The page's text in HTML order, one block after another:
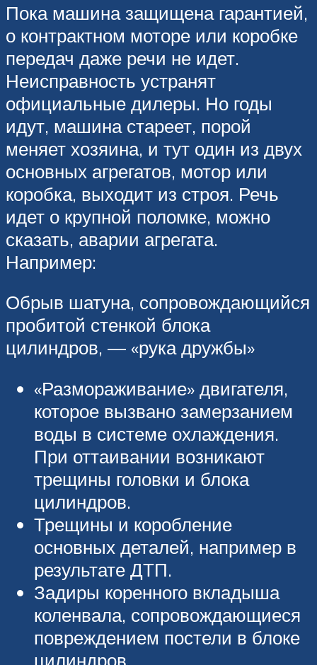
Пока машина защищена гарантией,
о контрактном моторе или коробке
передач даже речи не идет.
Неисправность устранят
официальные дилеры. Но годы
идут, машина стареет, порой
меняет хозяина, и тут один из двух
основных агрегатов, мотор или
коробка, выходит из строя. Речь
идет о крупной поломке, можно
сказать, аварии агрегата.
Например:
Обрыв шатуна, сопровождающийся
пробитой стенкой блока
цилиндров, — «рука дружбы»
«Размораживание» двигателя,
которое вызвано замерзанием
воды в системе охлаждения.
При оттаивании возникают
трещины головки и блока
цилиндров.
Трещины и коробление
основных деталей, например в
результате ДТП.
Задиры коренного вкладыша
коленвала, сопровождающиеся
повреждением постели в блоке
цилиндров.